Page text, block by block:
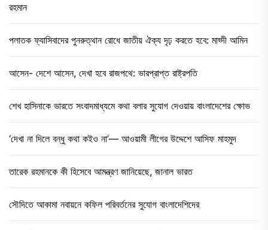
রহমান
পলাতক ফ্যাসিবাদের পুনরুত্থান রোধে জাতীয় ঐক্য দৃঢ় করতে হবে: মাহ্দী আমিন
আসেন- দেশে আসেন, দেখা হবে রাজপথে: ভারপ্রাপ্ত রাষ্ট্রপতি
শেখ হাসিনাকে ভারতে সংবাদমাধ্যমে কথা বলার সুযোগ দেওয়ায় বাংলাদেশের ক্ষোভ
‘দেখা না দিলে বন্ধু কথা কইও না’— আওয়ামী লীগের উদ্দেশে আসিফ মাহমুদ
তারেক রহমানকে কী হিসেবে আমন্ত্রণ জানিয়েছে, জানাল ভারত
সৌদিতে আকামা নবায়নে কফিল পরিবর্তনের সুযোগ বাংলাদেশিদের